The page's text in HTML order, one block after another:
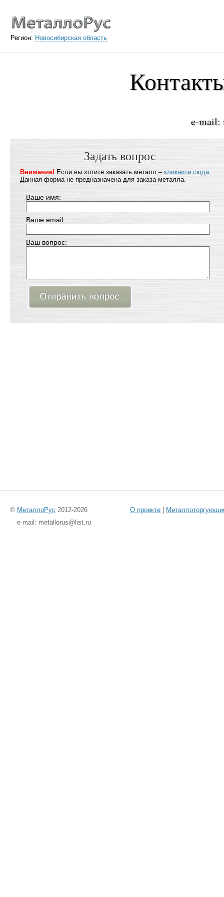
Регион: Новосибирская область
e-mail:
Задать вопрос
Внимание! Если вы хотите заказать металл – кликните сюда.
Данная форма не предназначена для заказа металла.
Ваше имя:
Ваше email:
Ваш вопрос:
© МеталлоРус 2012-2026 О проекте
e-mail: metallorus@list.ru